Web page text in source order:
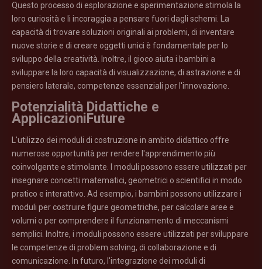
Questo processo di esplorazione e sperimentazione stimola la
loro curiosità e li incoraggia a pensare fuori dagli schemi. La
capacità di trovare soluzioni originali ai problemi, di inventare
nuove storie e di creare oggetti unici è fondamentale per lo
sviluppo della creatività. Inoltre, il gioco aiuta i bambini a
sviluppare la loro capacità di visualizzazione, di astrazione e di
pensiero laterale, competenze essenziali per l'innovazione.
Potenzialità Didattiche e
ApplicazioniFuture
L'utilizzo dei moduli di costruzione in ambito didattico offre
numerose opportunità per rendere l'apprendimento più
coinvolgente e stimolante. I moduli possono essere utilizzati per
insegnare concetti matematici, geometrici o scientifici in modo
pratico e interattivo. Ad esempio, i bambini possono utilizzare i
moduli per costruire figure geometriche, per calcolare aree e
volumi o per comprendere il funzionamento di meccanismi
semplici. Inoltre, i moduli possono essere utilizzati per sviluppare
le competenze di problem solving, di collaborazione e di
comunicazione. In futuro, l'integrazione dei moduli di